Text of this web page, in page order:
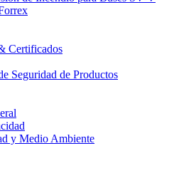
Certificados
Seguridad de Productos
y Medio Ambiente